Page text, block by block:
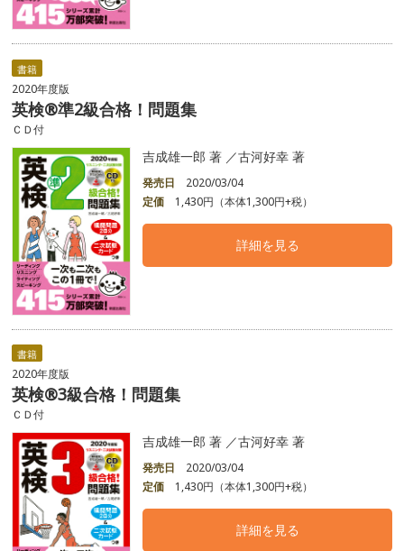
書籍
2020年度版
英検®準2級合格！問題集
ＣＤ付
吉成雄一郎 著 ／古河好幸 著
発売日
2020/03/04
定価
1,430円（本体1,300円+税）
詳細を見る
書籍
2020年度版
英検®3級合格！問題集
ＣＤ付
吉成雄一郎 著 ／古河好幸 著
発売日
2020/03/04
定価
1,430円（本体1,300円+税）
詳細を見る